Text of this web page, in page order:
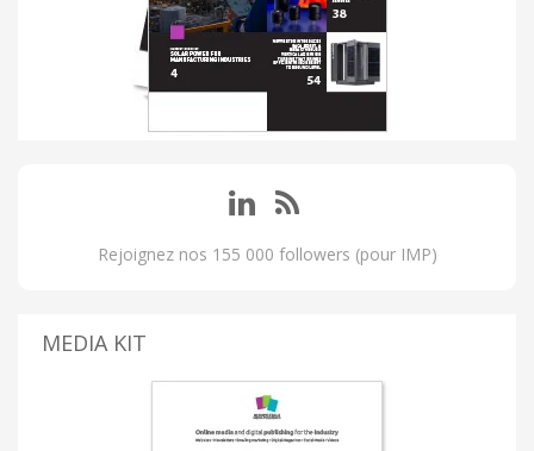
Rejoignez nos 155 000 followers (pour IMP)
MEDIA KIT